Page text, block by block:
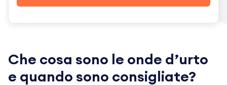
Che cosa sono le onde d’urto
e quando sono consigliate?